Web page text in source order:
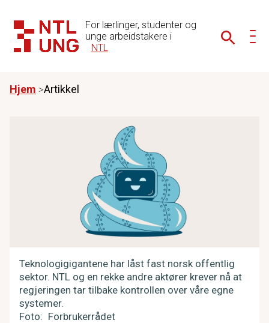
For lærlinger, studenter og
unge arbeidstakere i
NTL
Hjem Artikkel
Teknologigigantene har låst fast norsk offentlig
sektor. NTL og en rekke andre aktører krever nå at
regjeringen tar tilbake kontrollen over våre egne
systemer.
Foto
Forbrukerrådet